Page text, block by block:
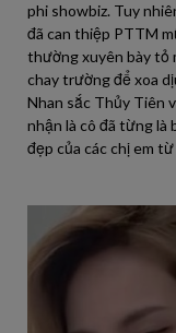
phi showbiz. Tuy
đã can thiệp PTTM
thường xuyên bày tỏ
chay trường để xoa
Nhan sắc Thủy Tiên
nhận là cô đã từng là
đẹp của các chị em